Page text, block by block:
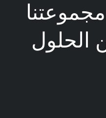
الحلول